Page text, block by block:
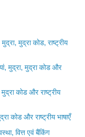
मुद्रा कोड, राष्ट्रीय
मुद्रा, मुद्रा कोड और
कोड और राष्ट्रीय
कोड और राष्ट्रीय भाषाएँ
वित्त एवं बैंकिंग